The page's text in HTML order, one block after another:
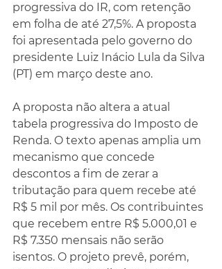
progressiva do IR, com retenção
em folha de até 27,5%. A proposta
foi apresentada pelo governo do
presidente Luiz Inácio Lula da Silva
(PT) em março deste ano.
A proposta não altera a atual
tabela progressiva do Imposto de
Renda. O texto apenas amplia um
mecanismo que concede
descontos a fim de zerar a
tributação para quem recebe até
R$ 5 mil por mês. Os contribuintes
que recebem entre R$ 5.000,01 e
R$ 7.350 mensais não serão
isentos. O projeto prevê, porém,